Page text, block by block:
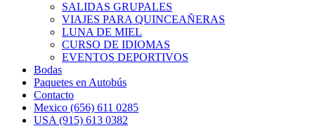
SALIDAS GRUPALES
VIAJES PARA QUINCEAÑERAS
LUNA DE MIEL
CURSO DE IDIOMAS
EVENTOS DEPORTIVOS
Bodas
Paquetes en Autobús
Contacto
Mexico (656) 611 0285
USA (915) 613 0382